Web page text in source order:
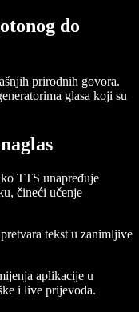
do
prirodnih govora.
glasa koji su
TTS unapređuje
čineći učenje
tekst u zanimljive
aplikacije u
i live prijevoda.